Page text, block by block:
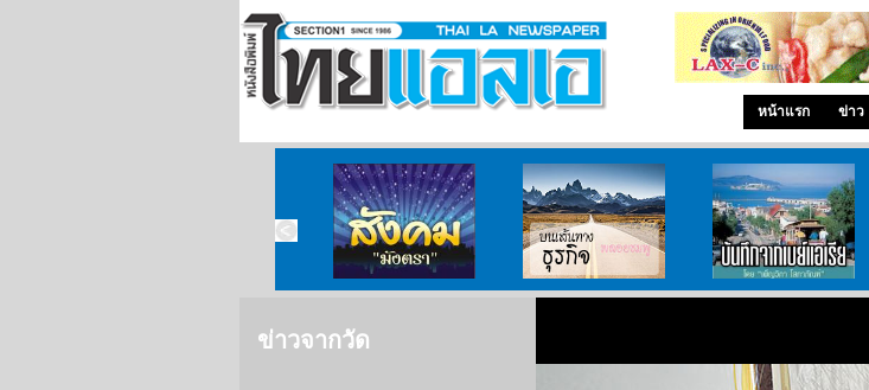
หน้าแรก ข่าว
สังคมมังตรา บนเส้นทางธุรกิจ บันทึกจากเบย์เอเรีย
ข่าวจากวัด